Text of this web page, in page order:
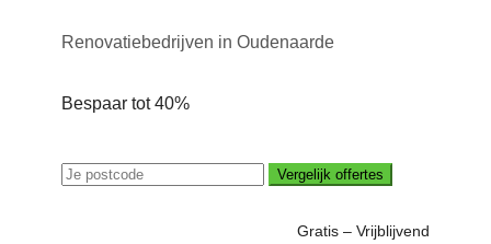
Renovatiebedrijven in Oudenaarde
Bespaar tot 40%
Vergelijk offertes
Gratis – Vrijblijvend